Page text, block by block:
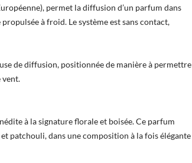
permet la diffusion d’un parfum dans
à froid. Le système est sans contact,
de diffusion, positionnée de manière à permettre
vent.
à la signature florale et boisée. Ce parfum
patchouli, dans une composition à la fois élégante